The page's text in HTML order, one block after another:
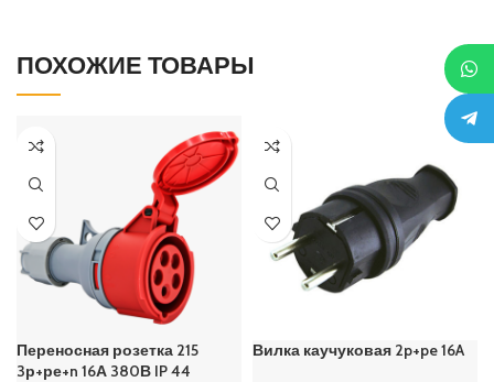
ПОХОЖИЕ ТОВАРЫ
Переносная розетка 215
3р+ре+n 16А 380В IP 44
Вилка каучуковая 2p+pe 16A